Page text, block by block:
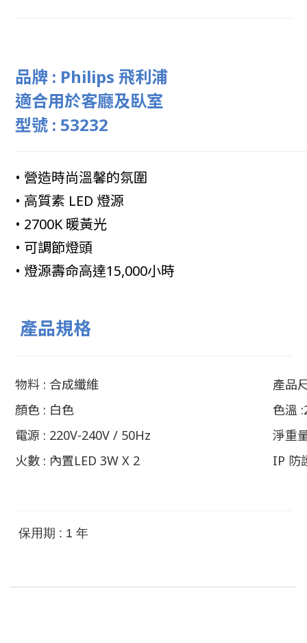
品牌 : Philips 飛利浦
適合用於客廳及臥室
型號 : 53232
• 營造時尚溫馨的氛圍
• 高質素 LED 燈源
• 2700K 暖黃光
• 可調節燈頭
• 燈源壽命高達15,000小時
產品規格
物料 : 合成纖維
顏色 : 白色
電源 : 220V-240V / 50Hz
火數 : 內置LED 3W X 2
產品
色溫
淨重
IP
保用期 : 1 年